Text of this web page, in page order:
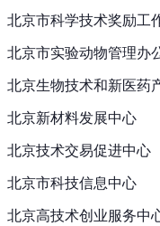
北京市科学技术奖励工
北京市实验动物管理办
北京生物技术和新医药
北京新材料发展中心
北京技术交易促进中心
北京市科技信息中心
北京高技术创业服务中